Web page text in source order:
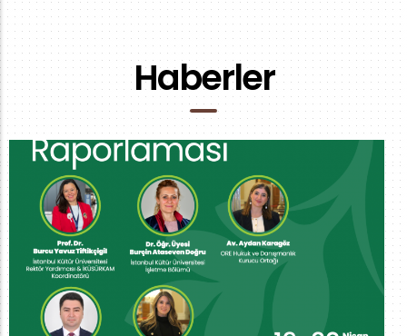
Haberler